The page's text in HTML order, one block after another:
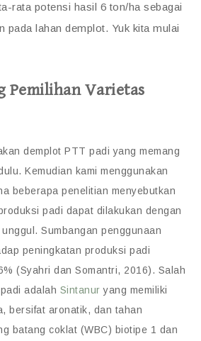
rata potensi hasil 6 ton/ha sebagai
pada lahan demplot. Yuk kita mulai
Pemilihan Varietas
demplot PTT padi yang memang
Kemudian kami menggunakan
beberapa penelitian menyebutkan
padi dapat dilakukan dengan
Sumbangan penggunaan
peningkatan produksi padi
(Syahri dan Somantri, 2016). Salah
adalah Sintanur yang memiliki
bersifat aronatik, dan tahan
batang coklat (WBC) biotipe 1 dan